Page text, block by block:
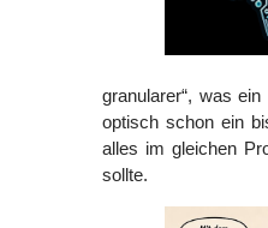
granularer“, was
optisch schon ein
alles im gleichen
sollte.